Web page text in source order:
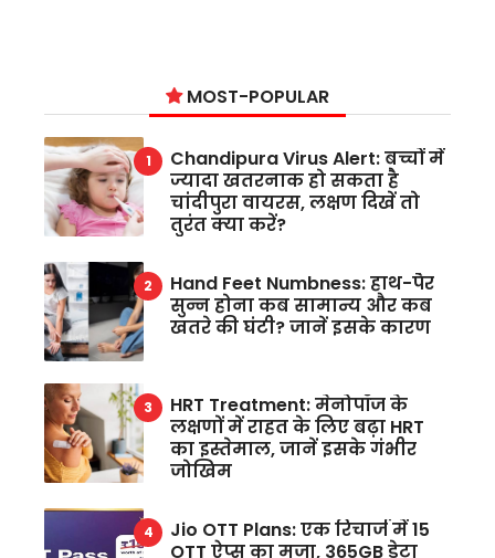
MOST-POPULAR
Chandipura Virus Alert: बच्चों में
ज्यादा खतरनाक हो सकता है
चांदीपुरा वायरस, लक्षण दिखें तो
तुरंत क्या करें?
Hand Feet Numbness: हाथ-पैर
सुन्न होना कब सामान्य और कब
खतरे की घंटी? जानें इसके कारण
HRT Treatment: मेनोपॉज के
लक्षणों में राहत के लिए बढ़ा HRT
का इस्तेमाल, जानें इसके गंभीर
जोखिम
Jio OTT Plans: एक रिचार्ज में 15
OTT ऐप्स का मजा, 365GB डेटा